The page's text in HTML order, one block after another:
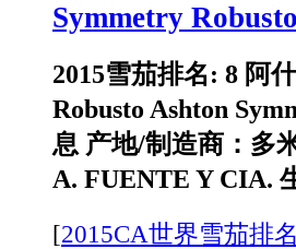
Symmetry Robusto
2015雪茄排名: 8 阿
Robusto Ashton
息 产地/制造商：多
A. FUENTE Y CIA.
[2015CA世界雪茄排名